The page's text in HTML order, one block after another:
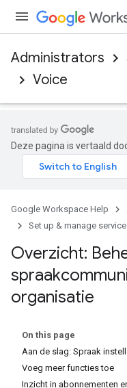
Administrators
Voice
Deze pagina is vertaald
Google Workspace Help
Set up & manage
Overzicht:
organisatie
On this page
Aan de slag: Spraak
Voeg meer functies toe
Inzicht in abonnementen